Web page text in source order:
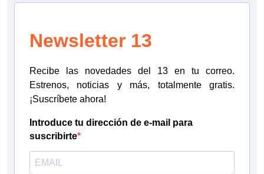
Newsletter 13
Recibe las novedades del 13 en tu correo.
Estrenos, noticias y más, totalmente gratis.
¡Suscríbete ahora!
Introduce tu dirección de e-mail para
suscribirte